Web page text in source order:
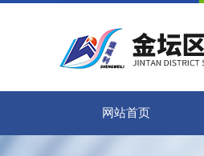
网站首页